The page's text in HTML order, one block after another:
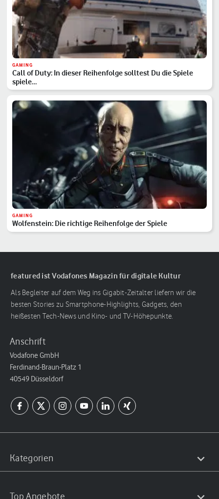
GAMING
Call of Duty: In dieser Reihenfolge solltest Du die Spiele
spiele…
GAMING
Wolfenstein: Die richtige Reihenfolge der Spiele
featured ist Vodafones Magazin für digitale Kultur
Als Begleiter auf dem Weg ins Gigabit-Zeitalter liefern wir die
besten Stories zu Smartphone-Highlights, Gadgets, den
heißesten Tech-News und Kino- und TV-Höhepunkte.
Anschrift
Vodafone GmbH
Ferdinand-Braun-Platz 1
40549 Düsseldorf
Kategorien
Top Angebote